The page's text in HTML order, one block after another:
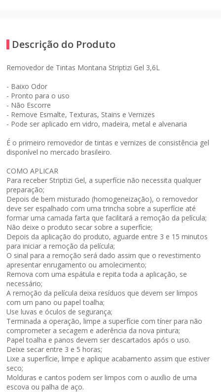
Descrição do Produto
Removedor de Tintas Montana Striptizi Gel 3,6L
- Baixo Odor
- Pronto para o uso
- Não Escorre
- Remove Esmalte, Texturas, Stains e Vernizes
- Pode ser aplicado em vidro, madeira, metal e alvenaria
É o primeiro removedor de tintas e vernizes de consistência gel
disponível no mercado brasileiro.
COMO APLICAR
Para receber Striptizi Gel, a superfície não necessita qualquer
preparação;
Depois de bem misturado (homogeneização), o removedor
deve ser espalhado com uma trincha sobre a superfície até
formar uma camada farta que facilitará a remoção da película;
Não deixe o produto secar sobre a superfície;
Depois da aplicação do produto, aguarde entre 3 e 15 minutos
para iniciar a remoção da película;
O sinal para a remoção será dado assim que o revestimento
apresentar enrugamento ou amolecimento;
Remova com uma espátula e repita toda a aplicação, se
necessário;
A remoção da película deixa resíduos que devem ser limpos
com um pano ou papel toalha;
Use luvas e óculos de segurança;
Terminada a operação, limpe a superfície com tíner para não
comprometer a secagem e aderência da nova pintura;
Papel toalha e panos devem ser descartados após o uso.
Deixe secar entre 3 e 5 horas;
Lixe a superfície, limpe e aplique acabamento assim que estiver
seco;
Molduras e cantos podem ser limpos com o auxílio de uma
escova ou palha de aço.